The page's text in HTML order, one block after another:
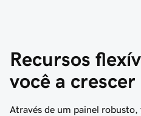
Recursos
você a crescer
Através de um painel robusto,